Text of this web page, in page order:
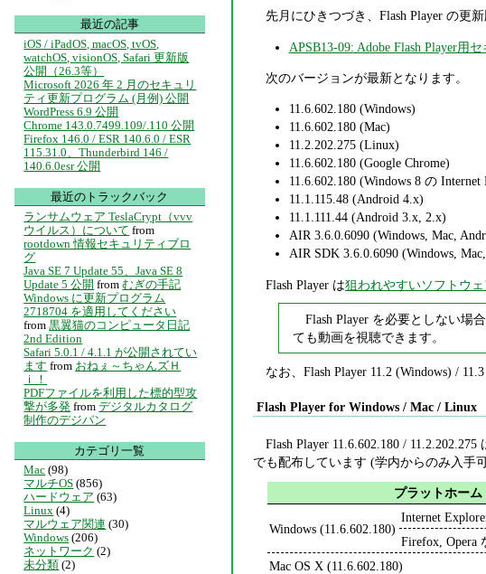
先月にひきつづき、Flash Player の更
APSB13-09: Adobe Flash Player用
次のバージョンが最新となります。
11.6.602.180 (Windows)
11.6.602.180 (Mac)
11.2.202.275 (Linux)
11.6.602.180 (Google Chrome)
11.6.602.180 (Windows 8 の Internet
11.1.115.48 (Android 4.x)
11.1.111.44 (Android 3.x, 2.x)
AIR 3.6.0.6090 (Windows, Mac,
AIR SDK 3.6.0.6090 (Windows,
Flash Player は狙われやすいソフトウ
Flash Player を必要としない場
ても動画を視聴できます。
なお、Flash Player 11.2 (Windows) /
Flash Player for Windows / Mac / Linux
Flash Player 11.6.602.180 / 11.2.202.275
でも配布しています (学内からのみ入手可
プラットホーム
Windows (11.6.602.180)
Internet
Firefox, Opera
Mac OS X (11.6.602.180)
最近の記事
iOS / iPadOS, macOS, tvOS,
watchOS, visionOS, Safari 更新版
公開（26.3等）
Microsoft 2026 年 2 月のセキュリ
ティ更新プログラム (月例) 公開
WordPress 6.9 公開
Chrome 143.0.7499.109/.110 公開
Firefox 146.0 / ESR 140.6.0 / ESR
115.31.0、Thunderbird 146 /
140.6.0esr 公開
最近のトラックバック
ランサムウェア TeslaCrypt（vvv
ウイルス）について from
rootdown 情報セキュリティブロ
グ
Java SE 7 Update 55、Java SE 8
Update 5 公開 from むぎの手記
Windows に更新プログラム
2718704 を適用してください
from 黒翼猫のコンピュータ日記
2nd Edition
Safari 5.0.1 / 4.1.1 が公開されてい
ます from おねぇ～ちゃんズＨ
ｉ！
PDFファイルを利用した標的型攻
撃が多発 from デジタルカタログ
制作のデジパン
カテゴリ一覧
Mac (98)
マルチOS (856)
ハードウェア (63)
Linux (4)
マルウェア関連 (30)
Windows (206)
ネットワーク (2)
未分類 (2)